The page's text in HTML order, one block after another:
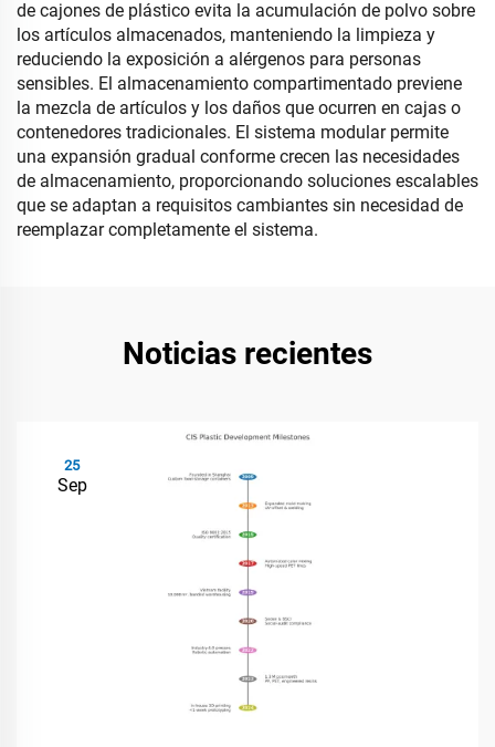
de cajones de plástico evita la acumulación de polvo sobre
los artículos almacenados, manteniendo la limpieza y
reduciendo la exposición a alérgenos para personas
sensibles. El almacenamiento compartimentado previene
la mezcla de artículos y los daños que ocurren en cajas o
contenedores tradicionales. El sistema modular permite
una expansión gradual conforme crecen las necesidades
de almacenamiento, proporcionando soluciones escalables
que se adaptan a requisitos cambiantes sin necesidad de
reemplazar completamente el sistema.
Noticias recientes
25
Sep